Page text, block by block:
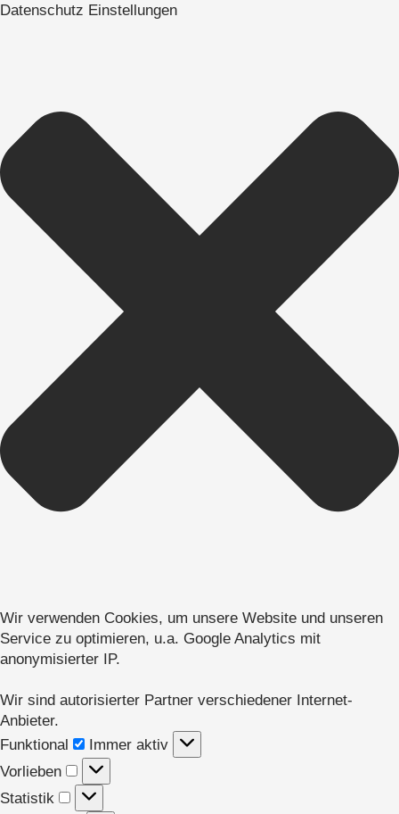
Datenschutz Einstellungen
Wir verwenden Cookies, um unsere Website und unseren
Service zu optimieren, u.a. Google Analytics mit
anonymisierter IP.
Wir sind autorisierter Partner verschiedener Internet-
Anbieter.
Funktional Funktional
Immer aktiv
Vorlieben
Vorlieben
Statistik
Statistik